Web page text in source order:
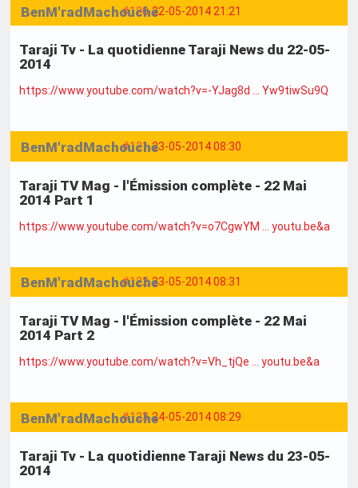
#120 22-05-2014 21:21
BenM'radMachouche
Taraji Tv - La quotidienne Taraji News du 22-05-
2014
https://www.youtube.com/watch?v=-YJag8d … Yw9tiwSu9Q
#121 23-05-2014 08:30
BenM'radMachouche
Taraji TV Mag - l'Émission complète - 22 Mai
2014 Part 1
https://www.youtube.com/watch?v=o7CgwYM … youtu.be&a
#122 23-05-2014 08:31
BenM'radMachouche
Taraji TV Mag - l'Émission complète - 22 Mai
2014 Part 2
https://www.youtube.com/watch?v=Vh_tjQe … youtu.be&a
#123 24-05-2014 08:29
BenM'radMachouche
Taraji Tv - La quotidienne Taraji News du 23-05-
2014